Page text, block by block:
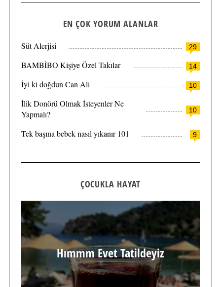
EN ÇOK YORUM ALANLAR
29
Süt Alerjisi
14
BAMBİBO Kişiye Özel Takılar
10
İyi ki doğdun Can Ali
10
İlik Donörü Olmak İsteyenler Ne
Yapmalı?
9
Tek başına bebek nasıl yıkanır 101
ÇOCUKLA HAYAT
Hımmm Evet Tatildeyiz